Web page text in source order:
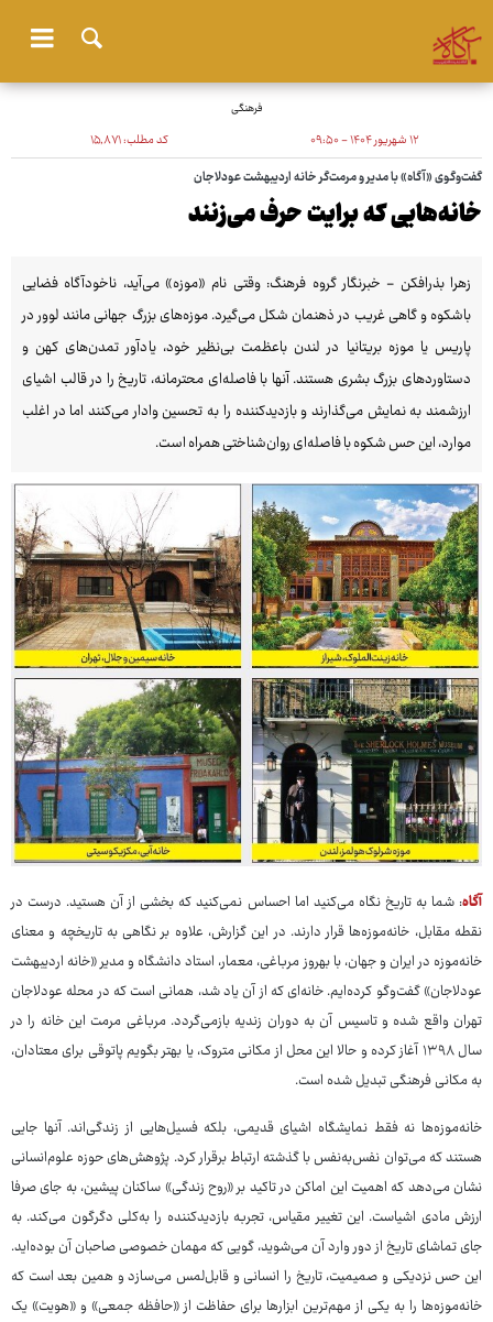
فرهنگی
۱۲ شهریور ۱۴۰۴ - ۰۹:۵۰ کد مطلب:۱۵٬۸۷۱
گفت‌وگوی «آگاه» با مدیر و مرمت‌گر خانه اردیبهشت عودلاجان
خانه‌هایی که برایت حرف می‌زنند
زهرا بذرافکن - خبرنگار گروه فرهنگ: وقتی نام «موزه» می‌آید، ناخودآگاه فضایی
باشکوه و گاهی غریب در ذهنمان شکل می‌گیرد. موزه‌های بزرگ جهانی مانند لوور در
پاریس یا موزه بریتانیا در لندن باعظمت بی‌نظیر خود، یادآور تمدن‌های کهن و
دستاوردهای بزرگ بشری هستند. آنها با فاصله‌ای محترمانه، تاریخ را در قالب اشیای
ارزشمند به نمایش می‌گذارند و بازدیدکننده را به تحسین وادار می‌کنند اما در اغلب
موارد، این حس شکوه با فاصله‌ای روان‌شناختی همراه است.
آگاه: شما به تاریخ نگاه می‌کنید اما احساس نمی‌کنید که بخشی از آن هستید. درست در
نقطه مقابل، خانه‌موزه‌ها قرار دارند. در این گزارش، علاوه بر نگاهی به تاریخچه و معنای
خانه‌موزه در ایران و جهان، با بهروز مرباغی، معمار، استاد دانشگاه و مدیر «خانه اردیبهشت
عودلاجان» گفت‌وگو کرده‌ایم. خانه‌ای که از آن یاد شد، همانی است که در محله عودلاجان
تهران واقع شده و تاسیس آن به دوران زندیه بازمی‌گردد. مرباغی مرمت این خانه را در
سال ۱۳۹۸ آغاز کرده و حالا این محل از مکانی متروک، یا بهتر بگویم پاتوقی برای معتادان،
به مکانی فرهنگی تبدیل شده است.
خانه‌موزه‌ها نه فقط نمایشگاه اشیای قدیمی، بلکه فسیل‌هایی از زندگی‌اند. آنها جایی
هستند که می‌توان نفس‌به‌نفس با گذشته ارتباط برقرار کرد. پژوهش‌های حوزه علوم‌انسانی
نشان می‌دهد که اهمیت این اماکن در تاکید بر «روح زندگی» ساکنان پیشین، به جای صرفا
ارزش مادی اشیاست. این تغییر مقیاس، تجربه بازدیدکننده را به‌کلی دگرگون می‌کند. به
جای تماشای تاریخ از دور وارد آن می‌شوید، گویی که مهمان خصوصی صاحبان آن بوده‌اید.
این حس نزدیکی و صمیمیت، تاریخ را انسانی و قابل‌لمس می‌سازد و همین بعد است که
خانه‌موزه‌ها را به یکی از مهم‌ترین ابزارها برای حفاظت از «حافظه جمعی» و «هویت» یک